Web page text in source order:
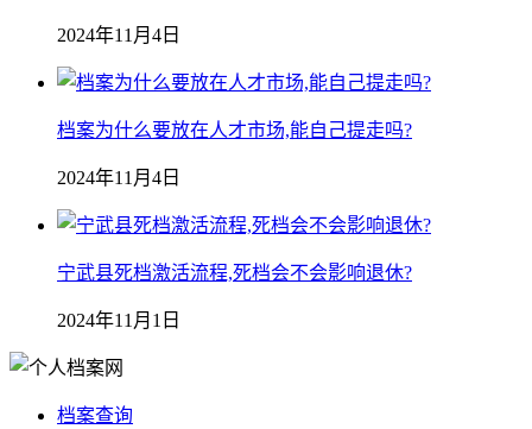
2024年11月4日
档案为什么要放在人才市场,能自己提走吗?
2024年11月4日
宁武县死档激活流程,死档会不会影响退休?
2024年11月1日
档案查询